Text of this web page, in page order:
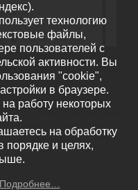
детей Тамбовской
защищены
вТема Customizr
технологию
файлы,
пользователей с
активности. Вы
"cookie",
в браузере.
работу некоторых
на обработку
порядке и целях,
Подробнее…